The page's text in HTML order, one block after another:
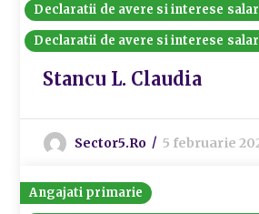
Declaratii de avere si interese
Declaratii de avere si interese
Stancu L. Claudia
Sector5.ro 5 februarie
Angajati primarie